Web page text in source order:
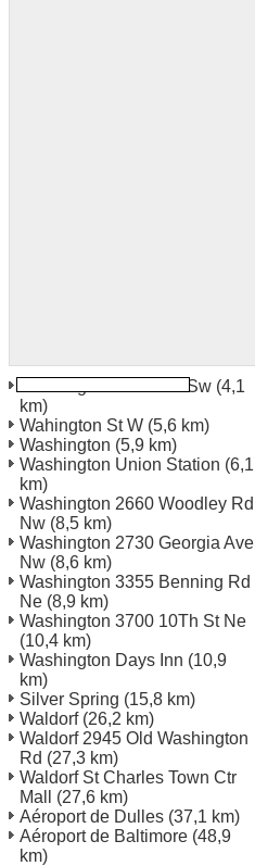
Washington 970 D St Sw (4,1
km)
Wahington St W (5,6 km)
Washington (5,9 km)
Washington Union Station (6,1
km)
Washington 2660 Woodley Rd
Nw (8,5 km)
Washington 2730 Georgia Ave
Nw (8,6 km)
Washington 3355 Benning Rd
Ne (8,9 km)
Washington 3700 10Th St Ne
(10,4 km)
Washington Days Inn (10,9
km)
Silver Spring (15,8 km)
Waldorf(26,2 km)
Waldorf 2945 Old Washington
Rd (27,3 km)
Waldorf St Charles Town Ctr
Mall
(27,6 km)
Aéroport de Dulles (37,1 km)
Aéroport de Baltimore (48,9
km)